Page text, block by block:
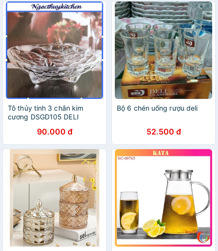
Tô thủy tinh 3 chân kim
cương DSGD105 DELI
90.000 đ
Bộ 6 chén uống rượu deli
52.500 đ